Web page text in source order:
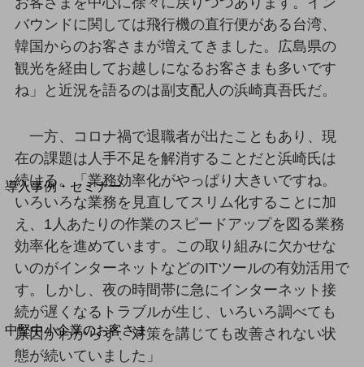
運用保守・故障紛失サポート
回線・ネットワーク
お手続き
別ウィンドウで開きます
サービスをご利用中のお客さま
導入事例・セミナー
導入事例TOP
最新の導入事例や注目の導入事例をご紹介します
セミナー
開催・出展する各種セミナー、イベント情報をご紹介します
別ウィンドウで開きます
中堅中小企業のお客さま
NTTドコモビジネスウォッチ
バウンドに関しては飛行機の直行便がある台湾、
韓国からのお客さまが増えてきました。広島県の
観光を経由してお越しになるお客さまも多いです
ね」と近況を語るのは副支配人の浜崎真吾氏だ。
一方、コロナ禍で退職者が出たこともあり、現
在の課題は人手不足を解消することだと浜崎氏は
続ける。「業務効率化がやっぱり大きいですね。
いろいろな業務を見直してスリム化することに加
え、1人あたりの作業のスピードアップを図る業務
効率化を進めています。この取り組みに欠かせな
いのがインターネットなどのITツールの有効活用で
す。しかし、夜の時間帯に急にインターネット接
続が遅くなるトラブルが生じ、いろいろ調べても
原因がわからず、対策を講じても改善されない状
態が続いていました」